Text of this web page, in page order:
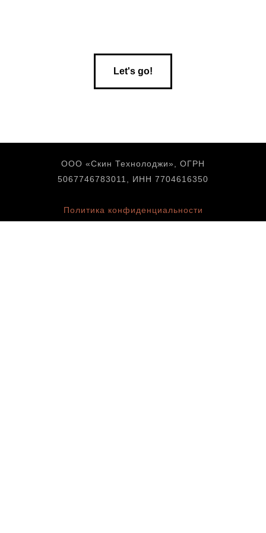
Let's go!
ООО «Скин Технолоджи», ОГРН
5067746783011, ИНН 7704616350
Политика конфиденциальности